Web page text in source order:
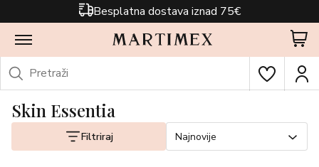
Besplatna dostava iznad 75€
Skin Essentia
Filtriraj Najnovije